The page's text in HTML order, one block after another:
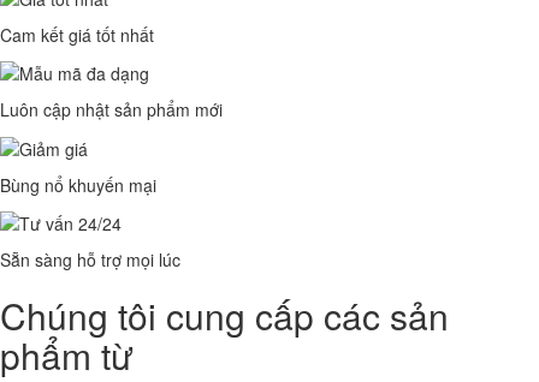
Cam kết giá tốt nhất
Luôn cập nhật sản phẩm mới
Bùng nổ khuyến mại
Sẵn sàng hỗ trợ mọi lúc
Chúng tôi cung cấp các sản
phẩm từ